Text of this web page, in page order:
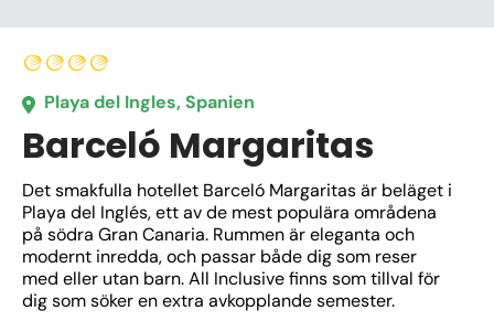
Playa del Ingles, Spanien
Barceló Margaritas
Det smakfulla hotellet Barceló Margaritas är beläget i
Playa del Inglés, ett av de mest populära områdena
på södra Gran Canaria. Rummen är eleganta och
modernt inredda, och passar både dig som reser
med eller utan barn. All Inclusive finns som tillval för
dig som söker en extra avkopplande semester.